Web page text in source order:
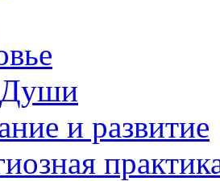
и развитие